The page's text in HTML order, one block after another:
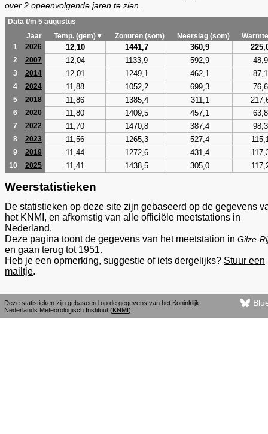
over 2 opeenvolgende jaren te zien.
Data t/m 5 augustus
Jaar
Temp. (gem)▼ Zonuren (som) Neerslag (som)
1
2026 12,10 1441,7 360,9
2 2007 12,04 1133,9 592,9 48,9
3 2014 12,01 1249,1 462,1 87,1
4 2024 11,88 1052,2 699,3 76,6
5 2018 11,86 1385,4 311,1
6 2020 11,80 1409,5 457,1 63,8
7 2022 11,70 1470,8 387,4 98,3
8 2023 11,56 1265,3 527,4
9 2019 11,44 1272,6 431,4
10 2025 11,41 1438,5 305,0
Weerstatistieken
De statistieken op deze site zijn gebaseerd op de gegevens
het KNMI, en afkomstig van alle officiële meetstations in
Nederland.
Deze pagina toont de gegevens van het meetstation in Gilze-
en gaan terug tot 1951.
Heb je een opmerking, suggestie of iets dergelijks? Stuur een
mailtje.
Deze statistieken zijn gebaseerd op de gegevens van het Koninklijk
Nederlands Meteorologisch Instituut (KNMI).